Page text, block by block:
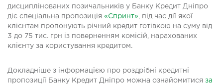
дисциплінованих позичальників у Банку Кредит Дніпро
діє спеціальна пропозиція «Спринт» , під час дії якої
клієнтам пропонують річний кредит готівкою на суму від
3 до 75 тис. грн із поверненням комісій, нарахованих
клієнту за користування кредитом.
Докладніше з інформацією про роздрібні кредитні
пропозиції Банку Кредит Дніпро можна ознайомитися за